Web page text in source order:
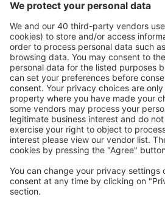
Suunnittele matkasi
Halvat lennot
Kaupunkilomat
Lomamatkat
Majoitus
Lento+Hotelli
Hotellit